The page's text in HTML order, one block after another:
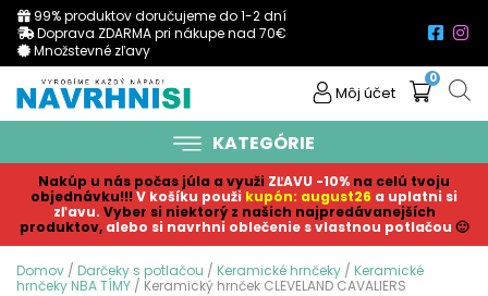
99% produktov doručujeme do 1-2 dní
Doprava ZDARMA pri nákupe nad 70€
Množstevné zľavy
Môj účet
0
KATEGÓRIE
Nakúp u nás počas júla a využi ZĽAVU -10% na celú tvoju
objednávku!!! V košíku použi kupón: august26 a uplatni si
zľavu. Vyber si niektorý z našich najpredávanejších
produktov, alebo si navrhni oblečenie s vlastnou potlačou 🙂
Domov / Darčeky s potlačou / Keramické hrnčeky / Keramické
hrnčeky NBA TÍMY / Keramický hrnček CLEVELAND CAVALIERS